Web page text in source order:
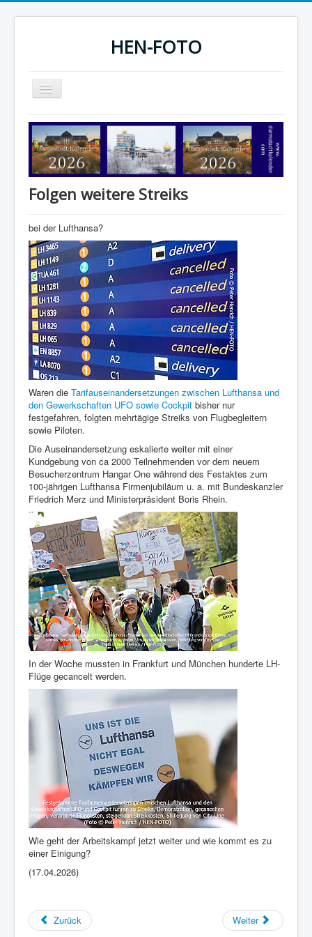
HEN-FOTO
Navigation
an/aus
HEN-FOTO Startseite
Darmstadt Kalender
Sportfotos
Fotografie
Folgen weitere Streiks
bei der Lufthansa?
Waren die Tarifauseinandersetzungen zwischen Lufthansa und
den Gewerkschaften UFO sowie Cockpit bisher nur
festgefahren, folgten mehrtägige Streiks von Flugbegleitern
sowie Piloten.
Die Auseinandersetzung eskalierte weiter mit einer
Kundgebung von ca 2000 Teilnehmenden vor dem neuem
Besucherzentrum Hangar One während des Festaktes zum
100-jährigen Lufthansa Firmenjubiläum u. a. mit Bundeskanzler
Friedrich Merz und Ministerpräsident Boris Rhein.
In der Woche mussten in Frankfurt und München hunderte LH-
Flüge gecancelt werden.
Wie geht der Arbeitskampf jetzt weiter und wie kommt es zu
einer Einigung?
(17.04.2026)
Zurück Weiter